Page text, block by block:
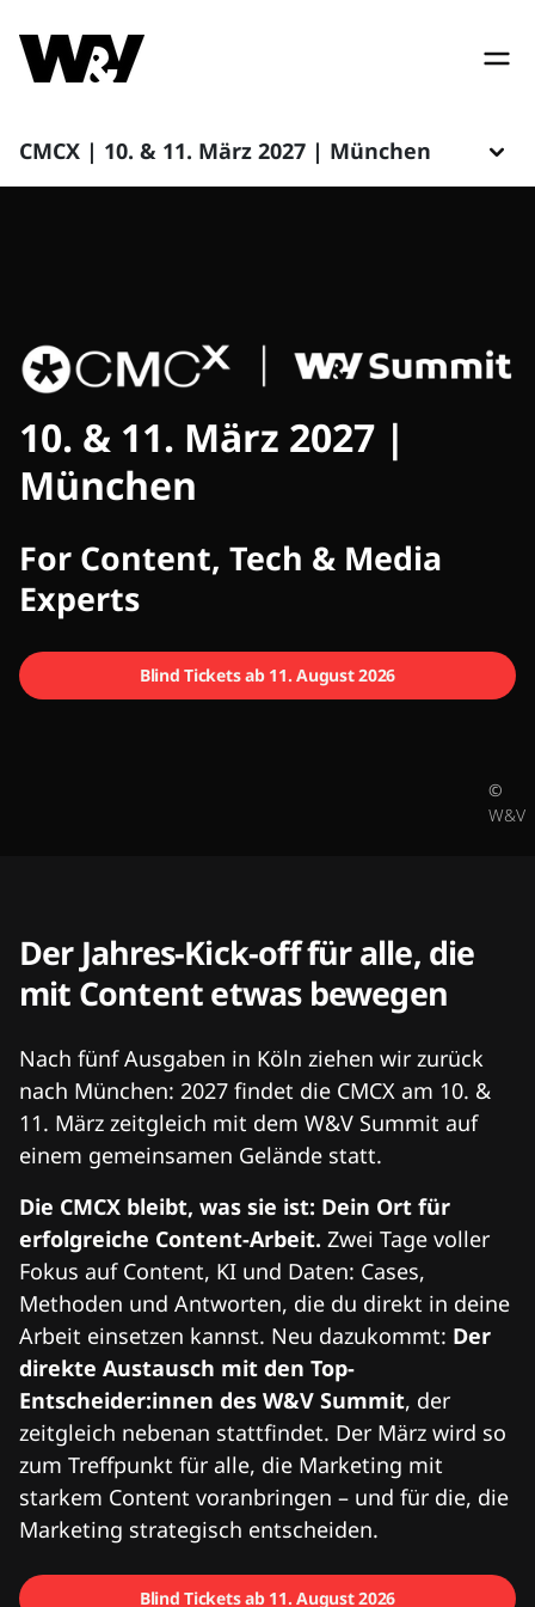
CMCX | 10. & 11. März 2027 | München
CMCX
10. & 11. März 2027 |
München
For Content, Tech & Media
Experts
Blind Tickets ab 11. August 2026
©
W&V
Der Jahres-Kick-off für alle, die
mit Content etwas bewegen
Nach fünf Ausgaben in Köln ziehen wir zurück
nach München: 2027 findet die CMCX am 10. &
11. März zeitgleich mit dem W&V Summit auf
einem gemeinsamen Gelände statt.
Die CMCX bleibt, was sie ist: Dein Ort für
erfolgreiche Content-Arbeit. Zwei Tage voller
Fokus auf Content, KI und Daten: Cases,
Methoden und Antworten, die du direkt in deine
Arbeit einsetzen kannst. Neu dazukommt: Der
direkte Austausch mit den Top-
Entscheider:innen des W&V Summit, der
zeitgleich nebenan stattfindet. Der März wird so
zum Treffpunkt für alle, die Marketing mit
starkem Content voranbringen – und für die, die
Marketing strategisch entscheiden.
Blind Tickets ab 11. August 2026